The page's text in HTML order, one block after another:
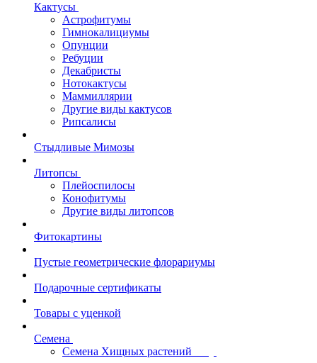
Кактусы
Астрофитумы
Гимнокалициумы
Опунции
Ребуции
Декабристы
Нотокактусы
Маммиллярии
Другие виды кактусов
Рипсалисы
Стыдливые Мимозы
Литопсы
Плейоспилосы
Конофитумы
Другие виды литопсов
Фитокартины
Пустые геометрические флорариумы
Подарочные сертификаты
Товары с уценкой
Семена
Семена Хищных растений